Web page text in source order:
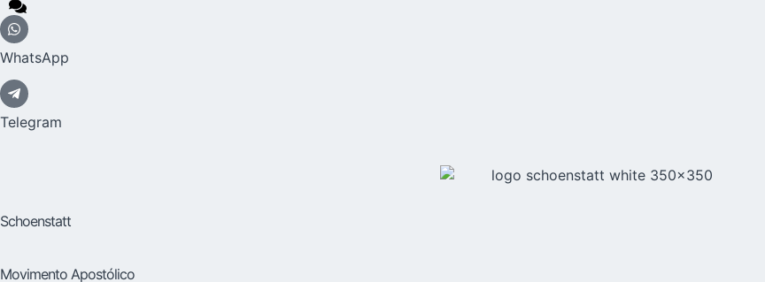
WhatsApp
Telegram
Schoenstatt
Movimento Apostólico